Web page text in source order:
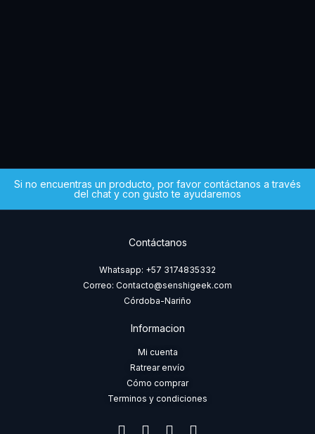
Si no encuentras un producto, por favor contáctanos a través
del chat y con gusto te ayudaremos
Contáctanos
Whatsapp: +57 3174835332
Correo: Contacto@senshigeek.com
Córdoba-Nariño
Informacion
Mi cuenta
Ratrear envío
Cómo comprar
Terminos y condiciones
F
I
T
W